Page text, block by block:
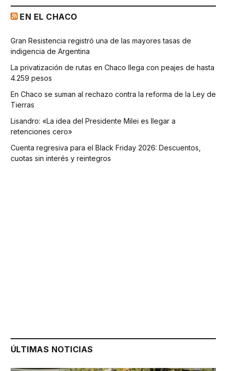
EN EL CHACO
Gran Resistencia registró una de las mayores tasas de
indigencia de Argentina
La privatización de rutas en Chaco llega con peajes de hasta
4.259 pesos
En Chaco se suman al rechazo contra la reforma de la Ley de
Tierras
Lisandro: «La idea del Presidente Milei es llegar a
retenciones cero»
Cuenta regresiva para el Black Friday 2026: Descuentos,
cuotas sin interés y reintegros
ÚLTIMAS NOTICIAS